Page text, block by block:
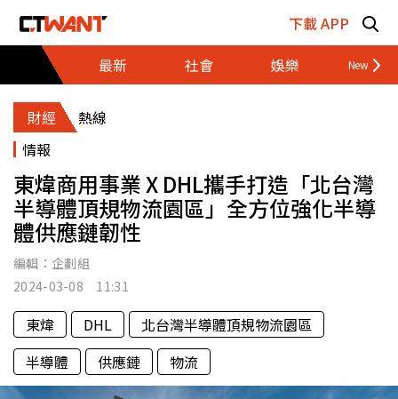
下載 APP
最新
社會 娛樂 財經
財經
熱線
情報
東煒商用事業 X DHL攜手打造「北台灣
半導體頂規物流園區」全方位強化半導
體供應鏈韌性
編輯： 企劃組
2024-03-08 11:31
東煒 DHL
北台灣半導體頂規物流園區
半導體
供應鏈 物流